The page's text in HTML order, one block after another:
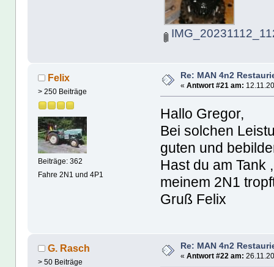
Felix
> 250 Beiträge
Beiträge: 362
Fahre 2N1 und 4P1
Re: MAN 4n2
« Antwort #21 am:
Hallo Gregor,
Bei solchen
guten und
Hast du am Tank
meinem 2N1
Gruß Felix
G. Rasch
> 50 Beiträge
Re: MAN 4n2
« Antwort #22 am: